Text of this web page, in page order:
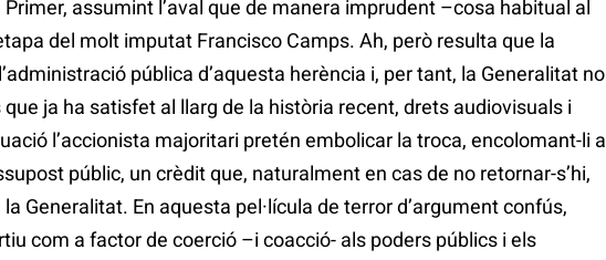
assumint l’aval que de manera imprudent –cosa habitual al
del molt imputat Francisco Camps. Ah, però resulta que la
pública d’aquesta herència i, per tant, la Generalitat no
ja ha satisfet al llarg de la història recent, drets audiovisuals i
l’accionista majoritari pretén embolicar la troca, encolomant-li a
públic, un crèdit que, naturalment en cas de no retornar-s’hi,
Generalitat. En aquesta pel·lícula de terror d’argument confús,
com a factor de coerció –i coacció- als poders públics i els